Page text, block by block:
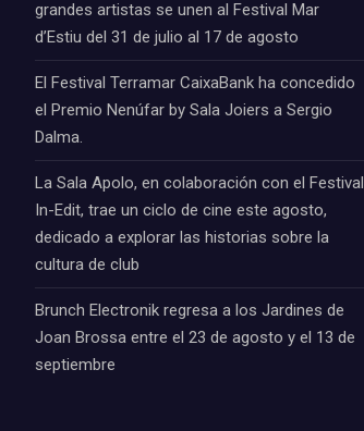
grandes artistas se unen al Festival Mar
d’Estiu del 31 de julio al 17 de agosto
El Festival Terramar CaixaBank ha concedido
el Premio Nenúfar by Sala Joiers a Sergio
Dalma.
La Sala Apolo, en colaboración con el Festival
In-Edit, trae un ciclo de cine este agosto,
dedicado a explorar las historias sobre la
cultura de club
Brunch Electronik regresa a los Jardines de
Joan Brossa entre el 23 de agosto y el 13 de
septiembre